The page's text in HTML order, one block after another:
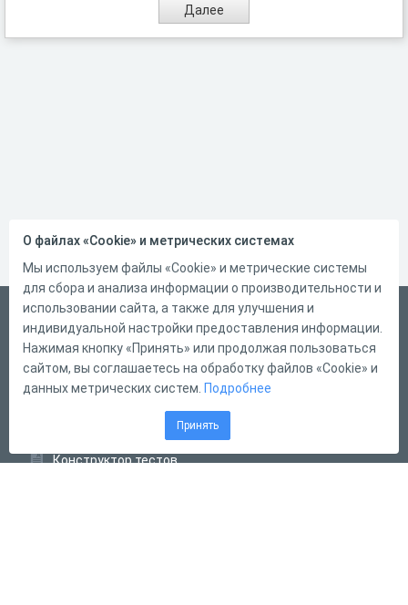
Русский
Справка
Форма обратной связи
Конструктор тестов
О файлах «Cookie» и метрических системах
Мы используем файлы «Cookie» и метрические системы
для сбора и анализа информации о производительности и
использовании сайта, а также для улучшения и
индивидуальной настройки предоставления информации.
Нажимая кнопку «Принять» или продолжая пользоваться
сайтом, вы соглашаетесь на обработку файлов «Cookie» и
данных метрических систем. Подробнее
Принять